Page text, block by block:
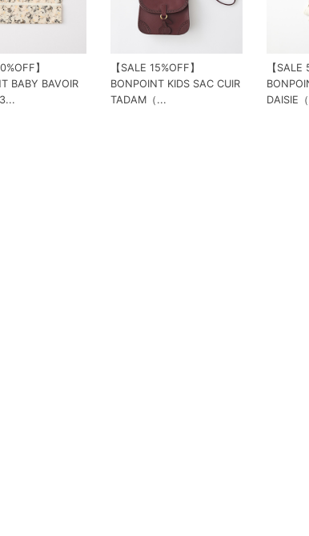
】
BABY BAVOIR
【SALE 15%OFF】
BONPOINT KIDS SAC CUIR
TADAM（...
【SALE
DAISIE